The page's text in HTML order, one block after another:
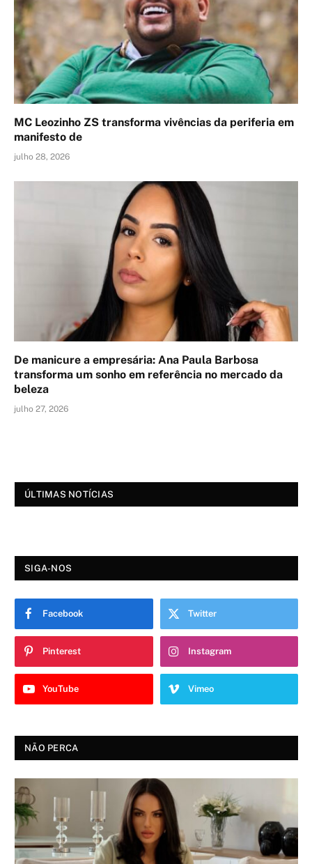
MC Leozinho ZS transforma vivências da periferia em
manifesto de
julho 28, 2026
De manicure a empresária: Ana Paula Barbosa
transforma um sonho em referência no mercado da
beleza
julho 27, 2026
ÚLTIMAS NOTÍCIAS
SIGA-NOS
Facebook Twitter
Pinterest Instagram
YouTube Vimeo
NÃO PERCA